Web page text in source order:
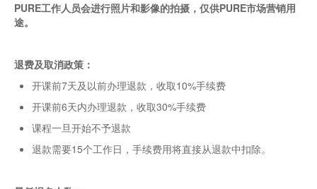
PURE工作人员会进行照片和影像的拍摄，仅供PURE市场营销用
途。
退费及取消政策：
开课前7天及以前办理退款，收取10%手续费
开课前6天内办理退款，收取30%手续费
课程一旦开始不予退款
退款需要15个工作日，手续费用将直接从退款中扣除。